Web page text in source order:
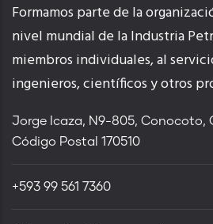
Formamos parte de la
nivel mundial de la Industria
miembros individuales, al
ingenieros, científicos y otros
Jorge Icaza, N9-805, Conocoto,
Código Postal 170510
+593 99 561 7360